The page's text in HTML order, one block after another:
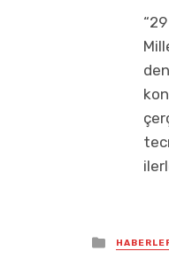
Posted
in